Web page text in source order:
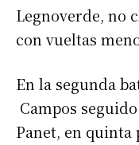
Legnoverde, no
con vueltas
En la segunda
Campos
Panet, en